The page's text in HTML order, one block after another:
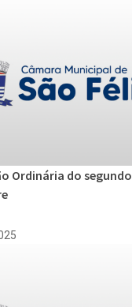
Ordinária do segundo